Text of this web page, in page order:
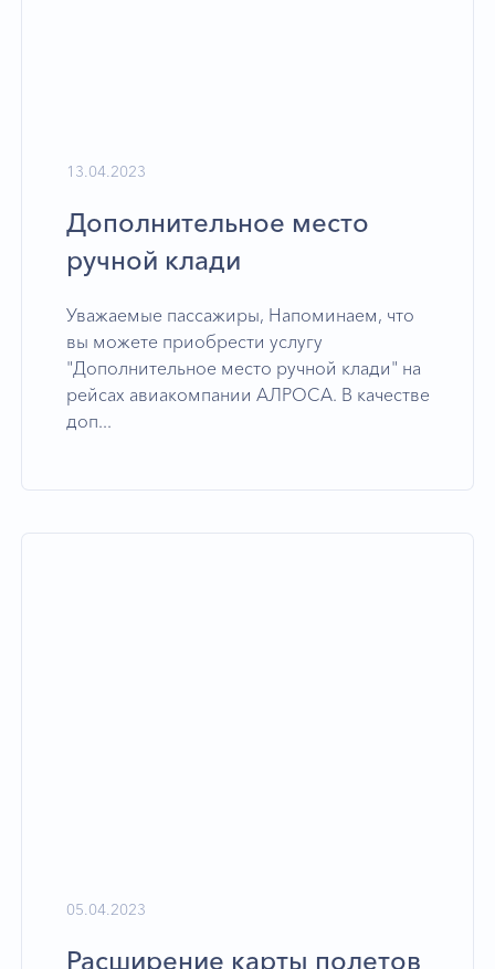
13.04.2023
Дополнительное место
ручной клади
Уважаемые пассажиры, Напоминаем, что
вы можете приобрести услугу
"Дополнительное место ручной клади" на
рейсах авиакомпании АЛРОСА. В качестве
доп...
05.04.2023
Расширение карты полетов